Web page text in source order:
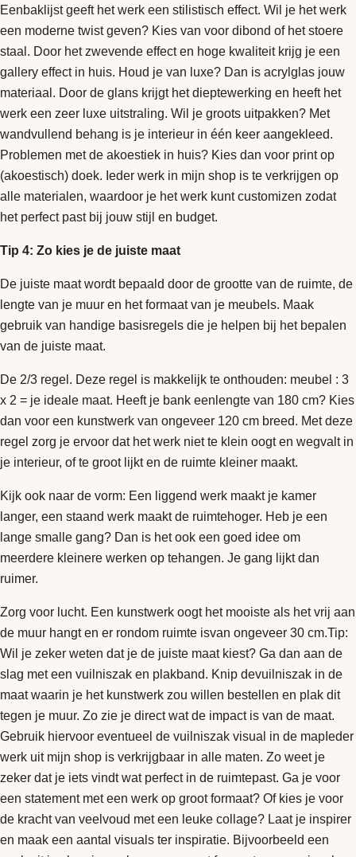
Eenbaklijst geeft het werk een stilistisch effect. Wil je het werk
een moderne twist geven? Kies van voor dibond of het stoere
staal. Door het zwevende effect en hoge kwaliteit krijg je een
gallery effect in huis. Houd je van luxe? Dan is acrylglas jouw
materiaal. Door de glans krijgt het dieptewerking en heeft het
werk een zeer luxe uitstraling. Wil je groots uitpakken? Met
wandvullend behang is je interieur in één keer aangekleed.
Problemen met de akoestiek in huis? Kies dan voor print op
(akoestisch) doek. Ieder werk in mijn shop is te verkrijgen op
alle materialen, waardoor je het werk kunt customizen zodat
het perfect past bij jouw stijl en budget.
Tip 4: Zo kies je de juiste maat
De juiste maat wordt bepaald door de grootte van de ruimte, de
lengte van je muur en het formaat van je meubels. Maak
gebruik van handige basisregels die je helpen bij het bepalen
van de juiste maat.
De 2/3 regel. Deze regel is makkelijk te onthouden: meubel : 3
x 2 = je ideale maat. Heeft je bank eenlengte van 180 cm? Kies
dan voor een kunstwerk van ongeveer 120 cm breed. Met deze
regel zorg je ervoor dat het werk niet te klein oogt en wegvalt in
je interieur, of te groot lijkt en de ruimte kleiner maakt.
Kijk ook naar de vorm: Een liggend werk maakt je kamer
langer, een staand werk maakt de ruimtehoger. Heb je een
lange smalle gang? Dan is het ook een goed idee om
meerdere kleinere werken op tehangen. Je gang lijkt dan
ruimer.
Zorg voor lucht. Een kunstwerk oogt het mooiste als het vrij aan
de muur hangt en er rondom ruimte isvan ongeveer 30 cm.Tip:
Wil je zeker weten dat je de juiste maat kiest? Ga dan aan de
slag met een vuilniszak en plakband. Knip devuilniszak in de
maat waarin je het kunstwerk zou willen bestellen en plak dit
tegen je muur. Zo zie je direct wat de impact is van de maat.
Gebruik hiervoor eventueel de vuilniszak visual in de mapIeder
werk uit mijn shop is verkrijgbaar in alle maten. Zo weet je
zeker dat je iets vindt wat perfect in de ruimtepast. Ga je voor
een statement met een werk op groot formaat? Of kies je voor
de kracht van veelvoud met een leuke collage? Laat je inspirer
en maak een aantal visuals ter inspiratie. Bijvoorbeeld een